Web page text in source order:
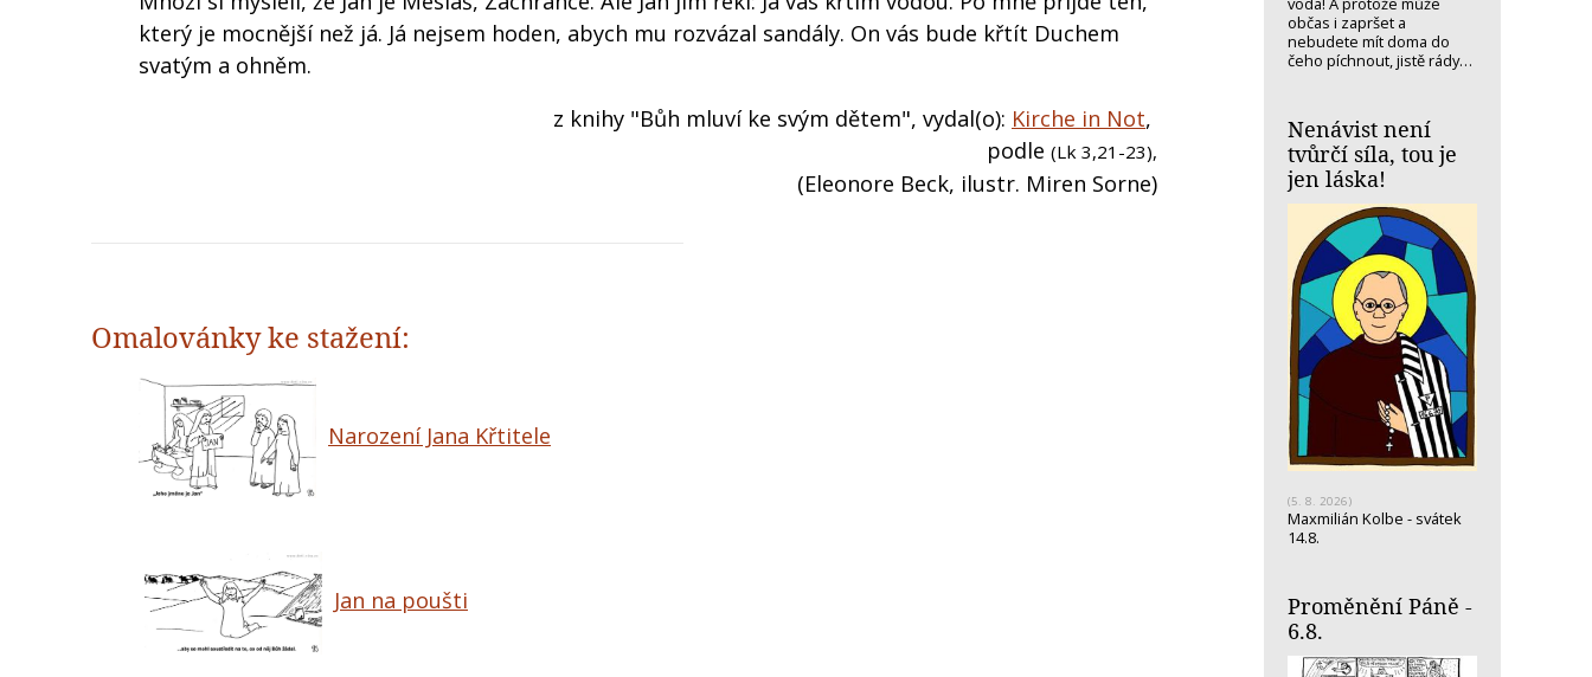
který je mocnější než já. Já nejsem hoden, abych mu rozvázal sandály. On vás bude křtít Duchem
svatým a ohněm.
z knihy "Bůh mluví ke svým dětem", vydal(o): Kirche in Not,
podle (Lk 3,21-23),
(Eleonore Beck, ilustr. Miren Sorne)
Omalovánky ke stažení:
Narození Jana Křtitele
Jan na poušti
občas i zapršet a
nebudete mít doma do
čeho píchnout, jistě rády…
Nenávist není
tvůrčí síla, tou je
jen láska!
(5. 8. 2026)
Maxmilián Kolbe - svátek
14.8.
Proměnění Páně -
6.8.